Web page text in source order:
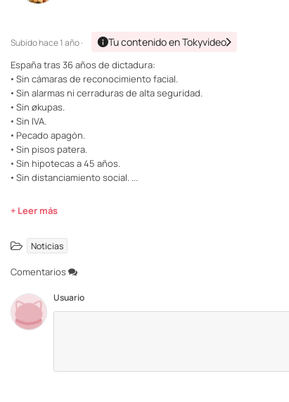
Subidohace 1 año · Tu contenido en Tokyvideo
España tras 36 años de dictadura:
• Sin cámaras de reconocimiento facial.
• Sin alarmas ni cerraduras de alta seguridad.
• Sin økupas.
• Sin IVA.
• Pecado apagón.
• Sin pisos patera.
• Sin hipotecas a 45 años.
• Sin distanciamiento social. ...
+ Leer más
Noticias
Comentarios
Usuario